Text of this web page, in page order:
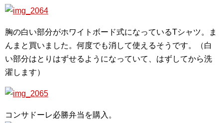
胸の白い部分がホワイトボード式になっているTシャツ。ま
んまと買いました。何度でも消して使えるそうです。（白
い部分はとりはずせるようになっていて、はずしてから洗
濯します）
コンサドーレ必勝弁当を購入。